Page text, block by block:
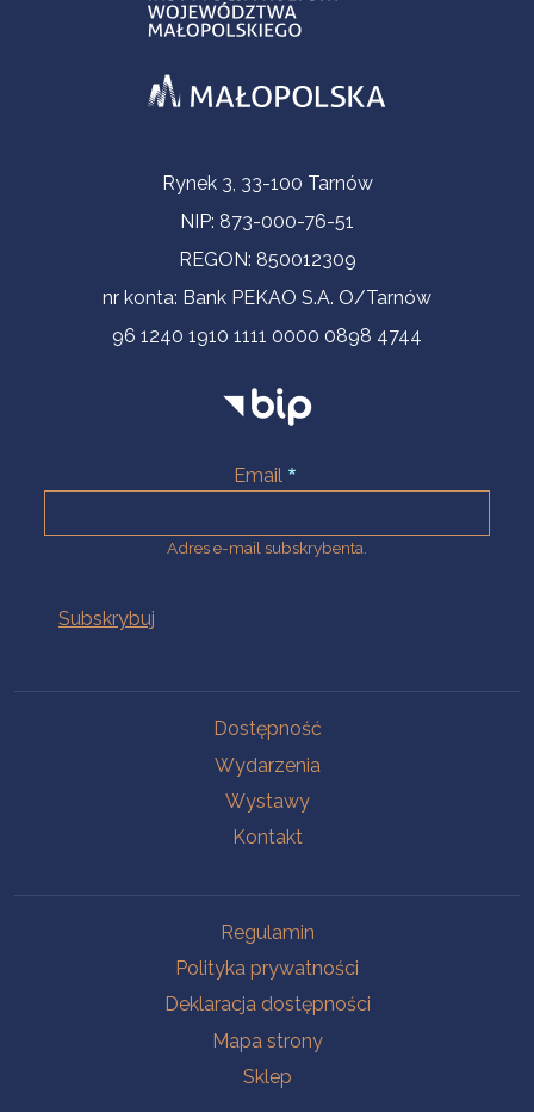
Informacje kontaktoweRynek 3, 33-100 Tarnów
NIP: 873-000-76-51
REGON: 850012309
nr konta: Bank PEKAO S.A. O/Tarnów
96 1240 1910 1111 0000 0898 4744
Email
Adres e-mail subskrybenta.
Dostępność
Wydarzenia
Wystawy
Kontakt
Regulamin
Polityka prywatności
Deklaracja dostępności
Mapa strony
Sklep